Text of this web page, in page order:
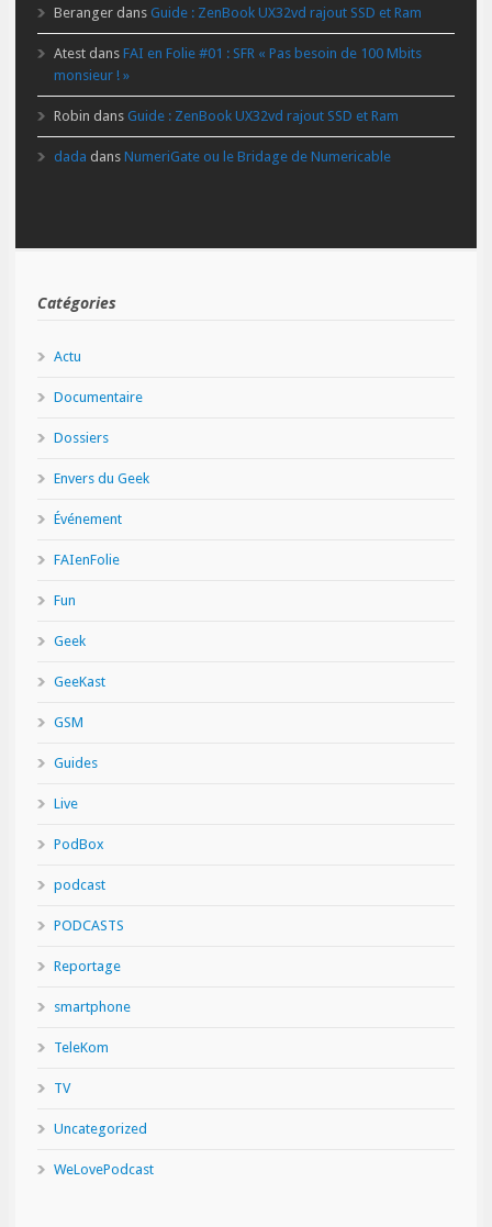
Beranger dans Guide : ZenBook UX32vd rajout SSD et Ram
Atest dans FAI en Folie #01 : SFR « Pas besoin de 100 Mbits
monsieur ! »
Robin dans Guide : ZenBook UX32vd rajout SSD et Ram
dada dans NumeriGate ou le Bridage de Numericable
Catégories
Actu
Documentaire
Dossiers
Envers du Geek
Événement
FAIenFolie
Fun
Geek
GeeKast
GSM
Guides
Live
PodBox
podcast
PODCASTS
Reportage
smartphone
TeleKom
TV
Uncategorized
WeLovePodcast